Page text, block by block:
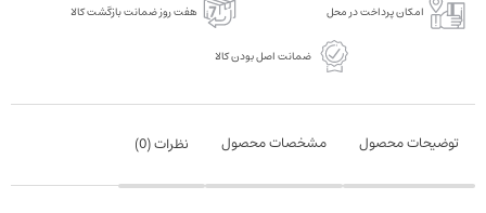
امکان پرداخت در محل هفت روز ضمانت بازگشت کالا
ضمانت اصل بودن کالا
توضیحات محصول مشخصات محصول نظرات (0
)